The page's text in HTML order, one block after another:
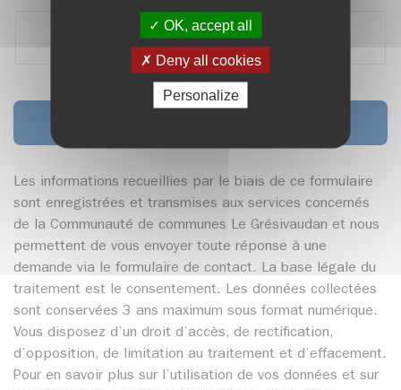
OK, accept all
Deny all cookies
Personalize
Les informations recueillies par le biais de ce formulaire
sont enregistrées et transmises aux services concernés
de la Communauté de communes Le Grésivaudan et nous
permettent de vous envoyer toute réponse à une
demande via le formulaire de contact. La base légale du
traitement est le consentement. Les données collectées
sont conservées 3 ans maximum sous format numérique.
Vous disposez d’un droit d’accès, de rectification,
d’opposition, de limitation au traitement et d’effacement.
Pour en savoir plus sur l’utilisation de vos données et sur